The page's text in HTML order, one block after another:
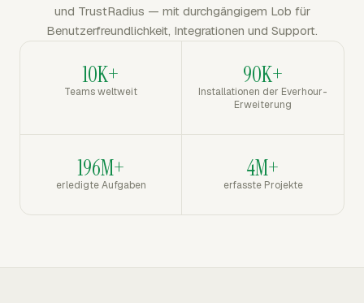
und TrustRadius — mit durchgängigem Lob für
Benutzerfreundlichkeit, Integrationen und Support.
10K+
Teams weltweit
90K+
Installationen der Everhour-
Erweiterung
196M+
erledigte Aufgaben
4M+
erfasste Projekte